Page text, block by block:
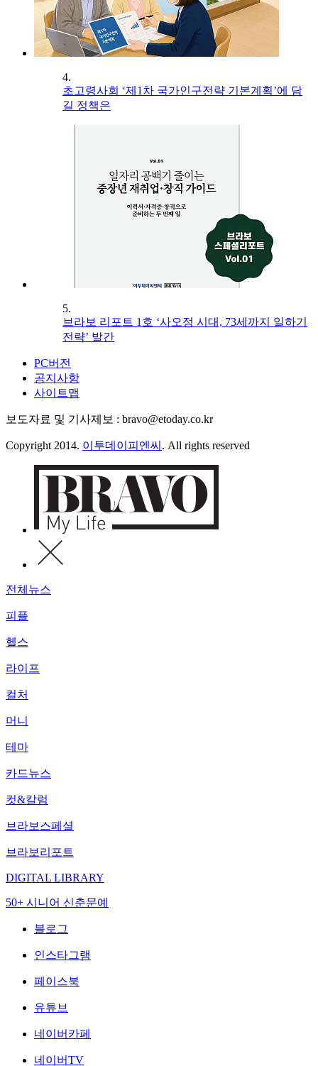
4.
초고령사회 ‘제1차 국가인구전략 기본계획’에 담
길 정책은
5.
브라보 리포트 1호 ‘사오정 시대, 73세까지 일하기
전략’ 발간
PC버전
공지사항
사이트맵
보도자료 및 기사제보 : bravo@etoday.co.kr
Copyright 2014. 이투데이피엔씨 . All rights reserved
전체뉴스
피플
헬스
라이프
컬처
머니
테마
카드뉴스
컷&칼럼
브라보스페셜
브라보리포트
DIGITAL LIBRARY
50+ 시니어 신춘문예
블로그
인스타그램
페이스북
유튜브
네이버카페
네이버TV